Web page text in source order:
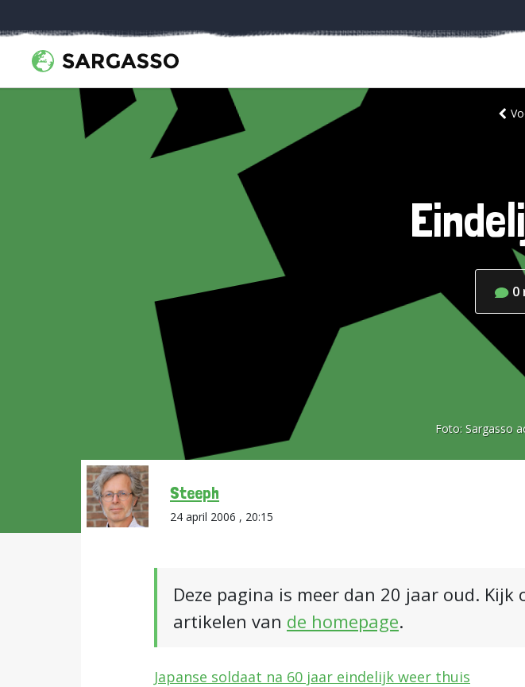
0
Foto: Sargasso
Steeph
24 april 2006 , 20:15
Deze pagina is meer dan 20 jaar oud.
artikelen van de homepage.
Japanse soldaat na 60 jaar eindelijk weer thuis